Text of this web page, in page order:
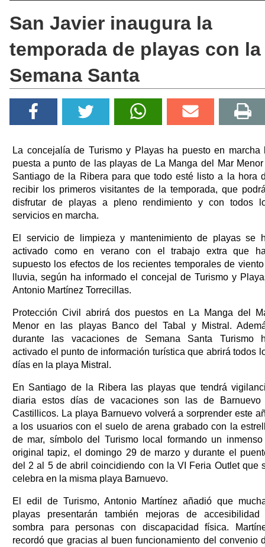
San Javier inaugura la
temporada de playas con la
Semana Santa
La concejalía de Turismo y Playas ha puesto en marcha
puesta a punto de las playas de La Manga del Mar
Santiago de la Ribera para que todo esté listo a la hora
recibir los primeros visitantes de la temporada, que
disfrutar de playas a pleno rendimiento y con todos
servicios en marcha.
El servicio de limpieza y mantenimiento de playas se
activado como en verano con el trabajo extra que
supuesto los efectos de los recientes temporales de
lluvia, según ha informado el concejal de Turismo y
Antonio Martínez Torrecillas.
Protección Civil abrirá dos puestos en La Manga del
Menor en las playas Banco del Tabal y Mistral.
durante las vacaciones de Semana Santa Turismo
activado el punto de información turística que abrirá todos
días en la playa Mistral.
En Santiago de la Ribera las playas que tendrá
diaria estos días de vacaciones son las de Barnuevo
Castillicos. La playa Barnuevo volverá a sorprender este
a los usuarios con el suelo de arena grabado con la
de mar, símbolo del Turismo local formando un
original tapiz, el domingo 29 de marzo y durante el
del 2 al 5 de abril coincidiendo con la VI Feria Outlet que
celebra en la misma playa Barnuevo.
El edil de Turismo, Antonio Martínez añadió que
playas presentarán también mejoras de accesibilidad
sombra para personas con discapacidad física.
recordó que gracias al buen funcionamiento del convenio